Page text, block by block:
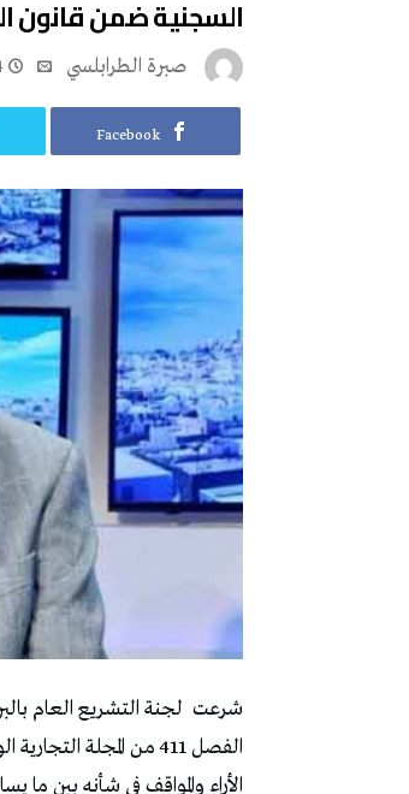
السجنية ضمن قانون
صبرة الطرابلسي
Facebook
شرعت لجنة التشريع العام
الفصل 411 من المجلة
الأراء والمواقف في شأنه بين ما